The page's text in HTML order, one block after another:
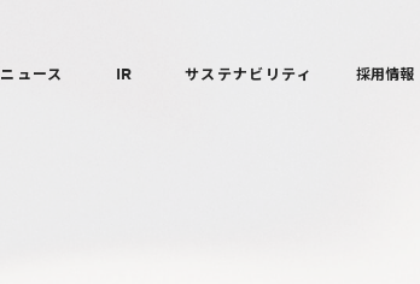
ニュース IR サステナビリティ 採用情報